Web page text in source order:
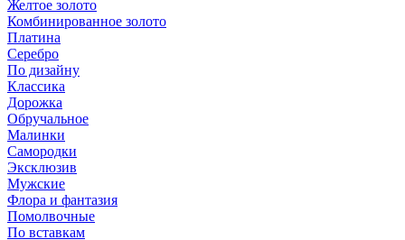
Желтое золото
Комбинированное золото
Платина
Серебро
По дизайну
Классика
Дорожка
Обручальное
Малинки
Самородки
Эксклюзив
Мужские
Флора и фантазия
Помолвочные
По вставкам